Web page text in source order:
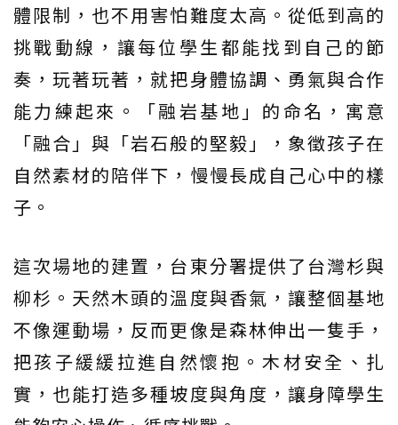
體限制，也不用害怕難度太高。從低到高的
挑戰動線，讓每位學生都能找到自己的節
奏，玩著玩著，就把身體協調、勇氣與合作
能力練起來。「融岩基地」的命名，寓意
「融合」與「岩石般的堅毅」，象徵孩子在
自然素材的陪伴下，慢慢長成自己心中的樣
子。
這次場地的建置，台東分署提供了台灣杉與
柳杉。天然木頭的溫度與香氣，讓整個基地
不像運動場，反而更像是森林伸出一隻手，
把孩子緩緩拉進自然懷抱。木材安全、扎
實，也能打造多種坡度與角度，讓身障學生